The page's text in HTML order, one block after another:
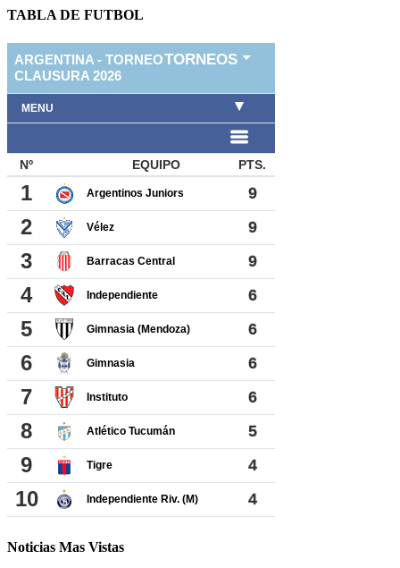
TABLA DE FUTBOL
Noticias Mas Vistas